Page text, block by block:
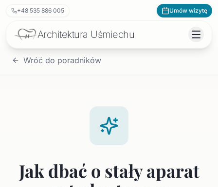
+48 535 886 005 Umów wizytę
Architektura Uśmiechu
Wróć do poradników
Jak dbać o stały aparat